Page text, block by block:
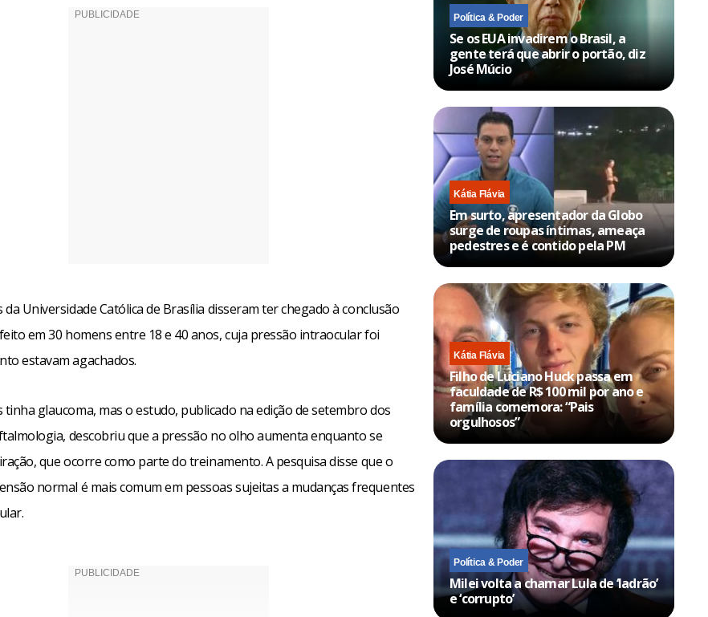
da Universidade Católica de Brasília disseram ter chegado à conclusão
em 30 homens entre 18 e 40 anos, cuja pressão intraocular foi
estavam agachados.
tinha glaucoma, mas o estudo, publicado na edição de setembro dos
descobriu que a pressão no olho aumenta enquanto se
que ocorre como parte do treinamento. A pesquisa disse que o
normal é mais comum em pessoas sujeitas a mudanças frequentes
Política & Poder
Se os EUA invadirem o Brasil, a
gente terá que abrir o portão, diz
José Múcio
Kátia Flávia
Em surto, apresentador da Globo
surge de roupas íntimas, ameaça
pedestres e é contido pela PM
Kátia Flávia
Filho de Luciano Huck passa em
faculdade de R$ 100 mil por ano e
família comemora: “Pais
orgulhosos”
Política & Poder
Milei volta a chamar Lula de ‘ladrão’
e ‘corrupto’